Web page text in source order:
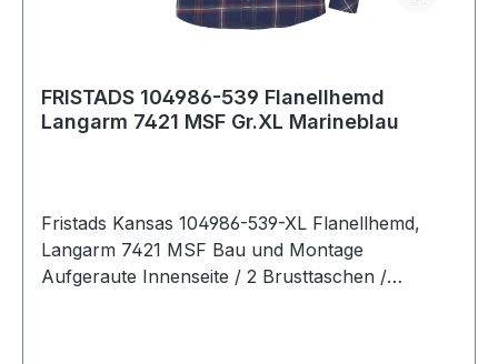
FRISTADS 104986-539 Flanellhemd
Langarm 7421 MSF Gr.XL Marineblau
Fristads Kansas 104986-539-XL Flanellhemd,
Langarm 7421 MSF Bau und Montage
Aufgeraute Innenseite / 2 Brusttaschen /